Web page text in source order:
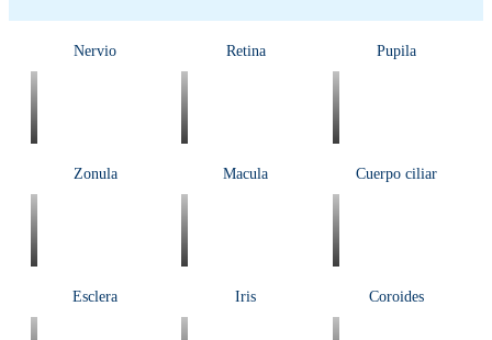
Nervio Retina Pupila
Zonula Macula Cuerpo ciliar
Esclera Iris Coroides